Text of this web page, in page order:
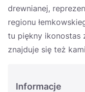
drewnianej,
regionu
tu piękny ikonostas
znajduje się też
Informacje